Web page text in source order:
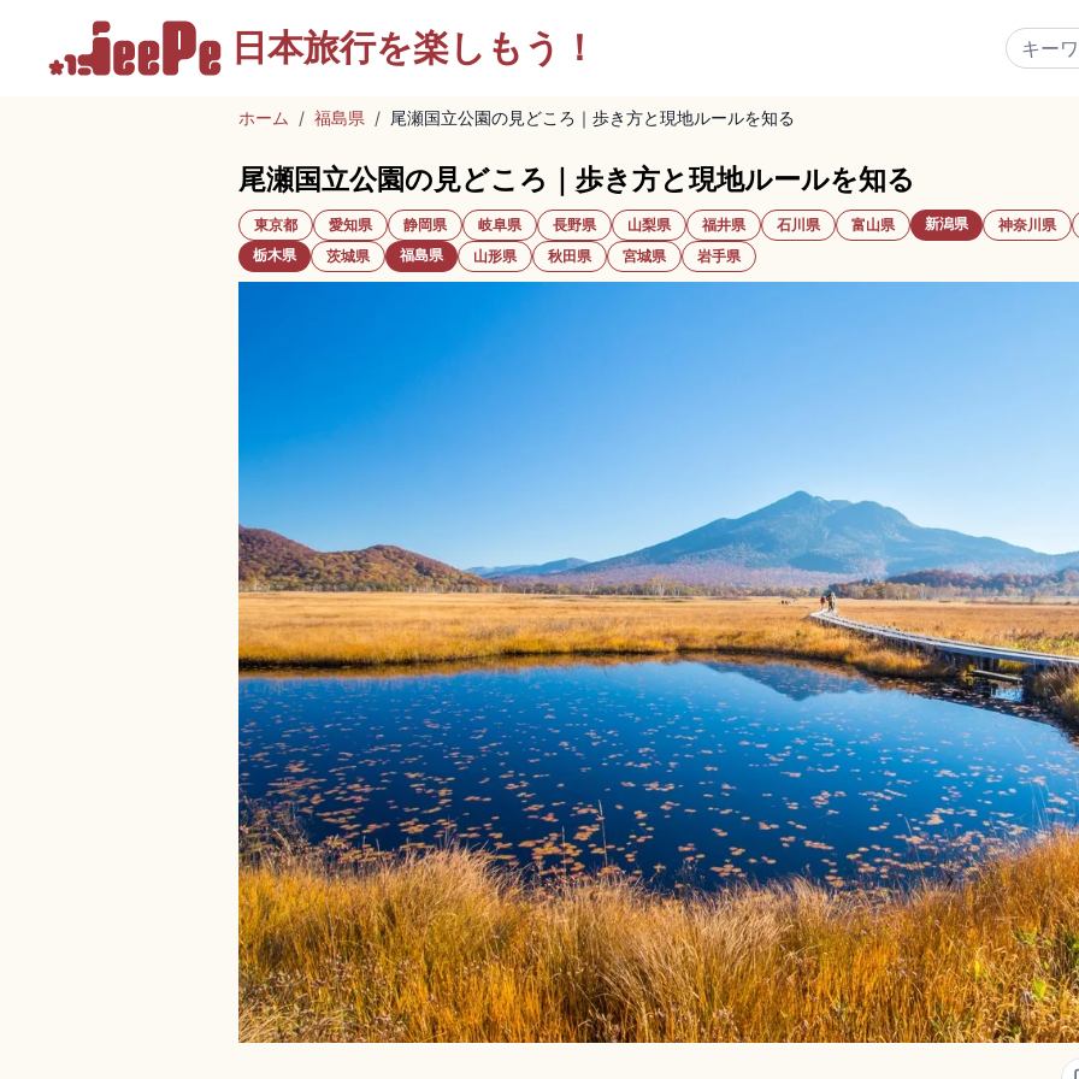
日本旅行を楽しもう！
ホーム / 福島県 / 尾瀬国立公園の見どころ｜歩き方と現地ルールを知る
尾瀬国立公園の見どころ｜歩き方と現地ルールを知る
東京都 愛知県 静岡県 岐阜県 長野県 山梨県 福井県 石川県 富山県 新潟県
神奈川県
栃木県
茨城県 福島県 山形県 秋田県 宮城県 岩手県